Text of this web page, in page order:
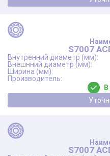
S7007
S7007